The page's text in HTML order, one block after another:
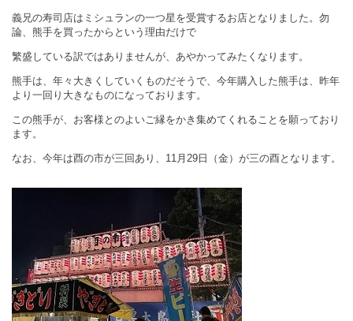
義兄の寿司店はミシュランの一つ星を受賞するお店となりました。勿
論、熊手を買ったからという理由だけで
繁盛している訳ではありませんが、あやかってみたくなります。
熊手は、年々大きくしていくものだそうで、今年購入した熊手は、昨年
より一回り大きなものになっております。
この熊手が、お客様とのよいご縁をかき集めてくれることを願っており
ます。
なお、今年は酉の市が三回あり、 11 月 29日（金）が三の酉となります。